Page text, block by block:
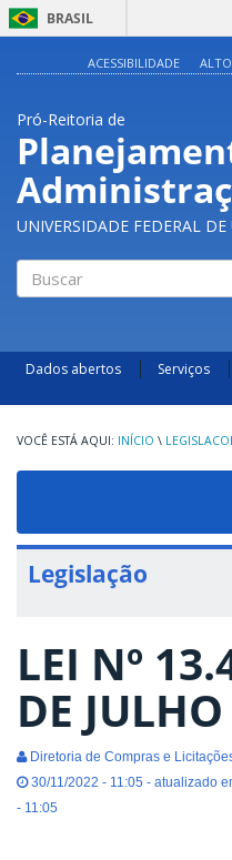
BRASIL
ACESSIBILIDADE
Pró-Reitoria de
UNIVERSIDADE FEDERAL
Dados abertos Serviços
INÍCIO \
Legislação
LEI Nº
DE
Diretoria de Compras e
30/11/2022 - 11:05 - atualizado
- 11:05